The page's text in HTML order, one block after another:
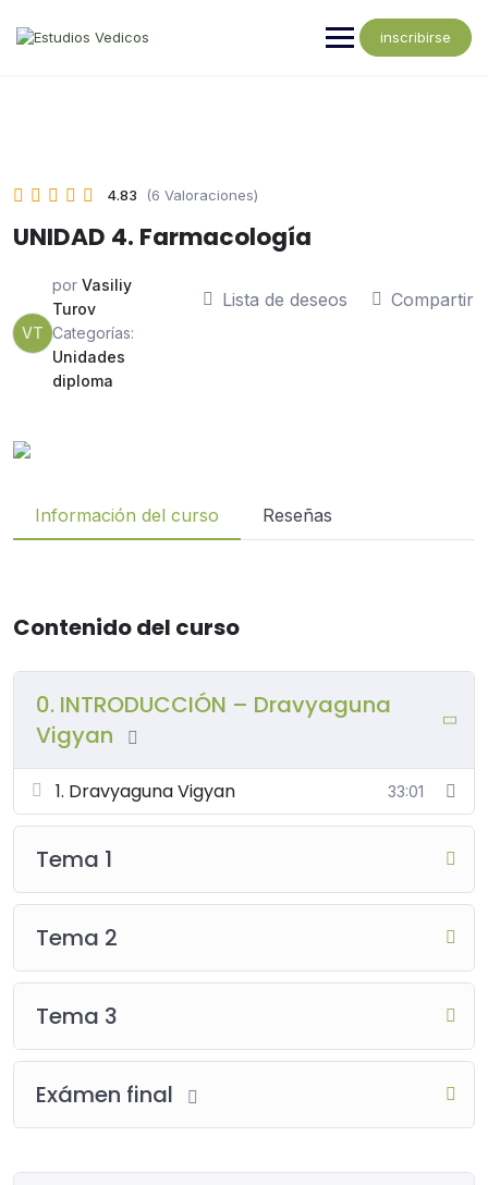
inscribirse
4.83 (6 Valoraciones)
UNIDAD 4. Farmacología
VT
por Vasiliy
Turov
Categorías:
Unidades
diploma
Lista de deseos Compartir
Información del curso Reseñas
Contenido del curso
0. INTRODUCCIÓN – Dravyaguna
Vigyan
1. Dravyaguna Vigyan 33:01
Tema 1
Tema 2
Tema 3
Exámen final